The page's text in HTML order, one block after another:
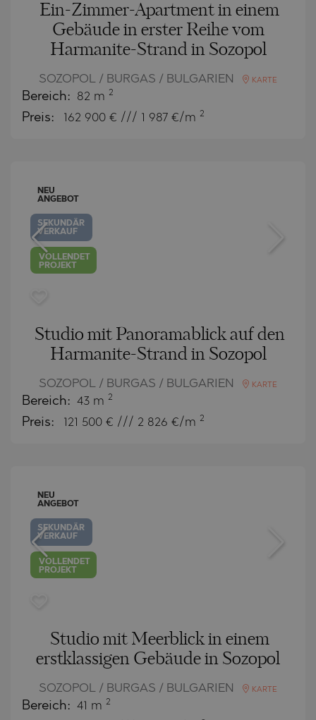
Ein-Zimmer-Apartment in einem
Gebäude in erster Reihe vom
Harmanite-Strand in Sozopol
SOZOPOL / BURGAS / BULGARIEN KARTE
Bereich: 82 m 2
Preis: 162 900 € /// 1 987 €/m 2
NEU
ANGEBOT
SEKUNDÄR
VERKAUF
VOLLENDET
PROJEKT
Studio mit Panoramablick auf den
Harmanite-Strand in Sozopol
SOZOPOL / BURGAS / BULGARIEN KARTE
Bereich: 43 m 2
Preis: 121 500 € /// 2 826 €/m 2
NEU
ANGEBOT
SEKUNDÄR
VERKAUF
VOLLENDET
PROJEKT
Studio mit Meerblick in einem
erstklassigen Gebäude in Sozopol
SOZOPOL / BURGAS / BULGARIEN KARTE
Bereich: 41 m 2